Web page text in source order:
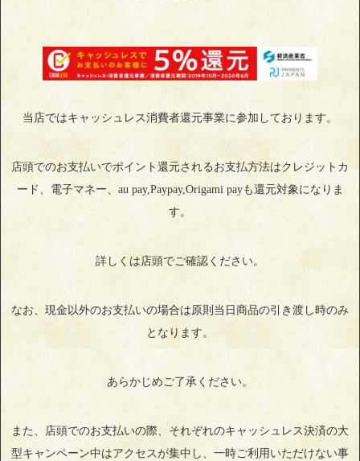
当店ではキャッシュレス消費者還元事業に参加しております。
店頭でのお支払いでポイント還元されるお支払方法はクレジットカ
ード、電子マネー、au pay,Paypay,Origami payも還元対象になりま
す。
詳しくは店頭でご確認ください。
なお、現金以外のお支払いの場合は原則当日商品の引き渡し時のみ
となります。
あらかじめご了承ください。
また、店頭でのお支払いの際、それぞれのキャッシュレス決済の大
型キャンペーン中はアクセスが集中し、一時ご利用いただけない事